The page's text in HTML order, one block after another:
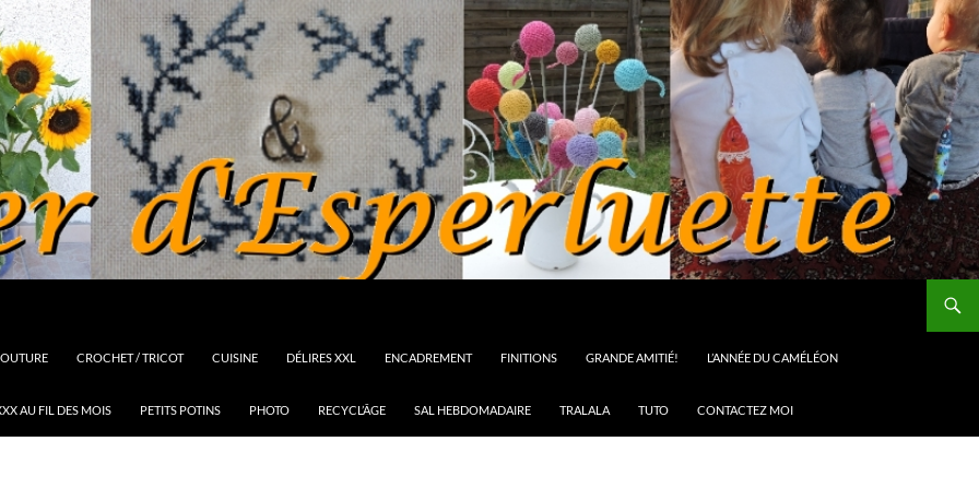
CROCHET / TRICOT CUISINE DÉLIRES XXL ENCADREMENT FINITIONS GRANDE AMITIÉ! L’ANNÉE DU CAMÉLÉON
AU FIL DES MOIS PETITS POTINS PHOTO RECYCL’ÂGE SAL HEBDOMADAIRE TRALALA TUTO CONTACTEZ MOI